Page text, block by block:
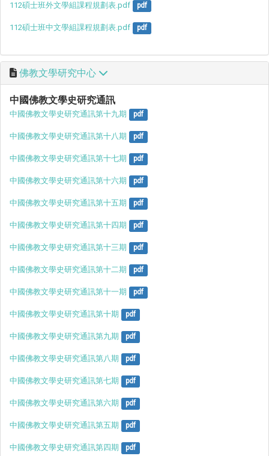
112碩士班外文學組課程規劃表.pdf pdf
112碩士班中文學組課程規劃表.pdf pdf
佛教文學研究中心
中國佛教文學史研究通訊
中國佛教文學史研究通訊第十九期 pdf
中國佛教文學史研究通訊第十八期 pdf
中國佛教文學史研究通訊第十七期 pdf
中國佛教文學史研究通訊第十六期 pdf
中國佛教文學史研究通訊第十五期 pdf
中國佛教文學史研究通訊第十四期 pdf
中國佛教文學史研究通訊第十三期 pdf
中國佛教文學史研究通訊第十二期 pdf
中國佛教文學史研究通訊第十一期 pdf
中國佛教文學史研究通訊第十期 pdf
中國佛教文學史研究通訊第九期 pdf
中國佛教文學史研究通訊第八期 pdf
中國佛教文學史研究通訊第七期 pdf
中國佛教文學史研究通訊第六期 pdf
中國佛教文學史研究通訊第五期 pdf
中國佛教文學史研究通訊第四期 pdf